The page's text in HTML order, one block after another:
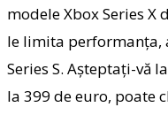
modele Xbox Series X
le limita performanţa,
Series S. Aşteptaţi-vă
la 399 de euro, poate